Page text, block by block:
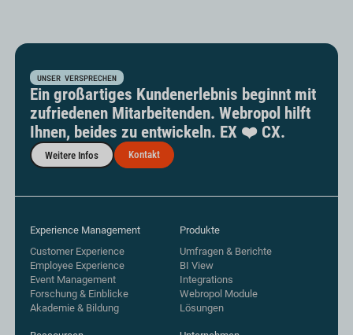
UNSER VERSPRECHEN
Ein großartiges Kundenerlebnis beginnt mit
zufriedenen Mitarbeitenden. Webropol hilft
Ihnen, beides zu entwickeln. EX ❤️ CX.
Weitere Infos Kontakt
Experience Management
Customer Experience
Employee Experience
Event Management
Forschung & Einblicke
Akademie & Bildung
Produkte
Umfragen & Berichte
BI View
Integrations
Webropol Module
Lösungen